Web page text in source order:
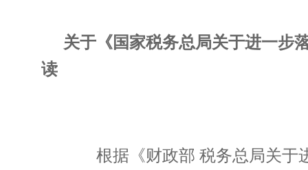
关于《国家税务总局关于进一步
读
根据《财政部 税务总局关于进